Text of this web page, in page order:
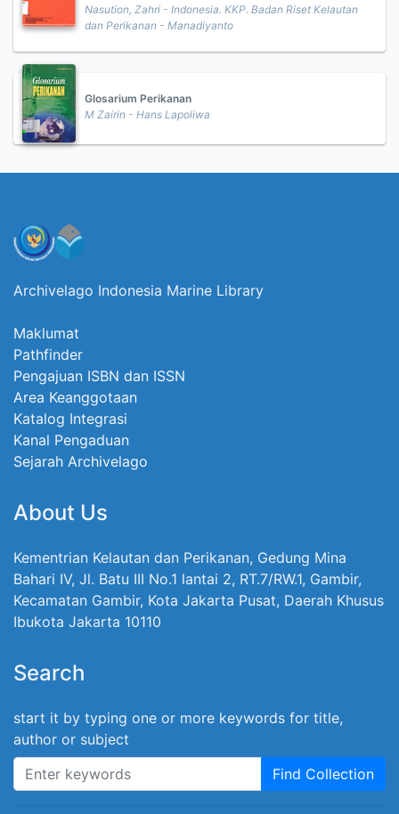
Nasution, Zahri - Indonesia. KKP. Badan Riset Kelautan
dan Perikanan - Manadiyanto
Glosarium Perikanan
M Zairin - Hans Lapoliwa
Archivelago Indonesia Marine Library
Maklumat
Pathfinder
Pengajuan ISBN dan ISSN
Area Keanggotaan
Katalog Integrasi
Kanal Pengaduan
Sejarah Archivelago
About Us
Kementrian Kelautan dan Perikanan, Gedung Mina
Bahari IV, Jl. Batu III No.1 lantai 2, RT.7/RW.1, Gambir,
Kecamatan Gambir, Kota Jakarta Pusat, Daerah Khusus
Ibukota Jakarta 10110
Search
start it by typing one or more keywords for title,
author or subject
Find Collection